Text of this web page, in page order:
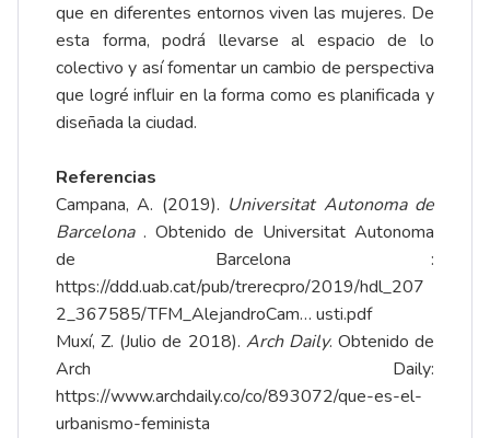
que en diferentes entornos viven las mujeres. De
esta forma, podrá llevarse al espacio de lo
colectivo y así fomentar un cambio de perspectiva
que logré influir en la forma como es planificada y
diseñada la ciudad.
Referencias
Campana, A. (2019). Universitat Autonoma de
Barcelona . Obtenido de Universitat Autonoma
de Barcelona :
https://ddd.uab.cat/pub/trerecpro/2019/hdl_207
2_367585/TFM_AlejandroCam… usti.pdf
Muxí, Z. (Julio de 2018). Arch Daily. Obtenido de
Arch Daily:
https://www.archdaily.co/co/893072/que-es-el-
urbanismo-feminista